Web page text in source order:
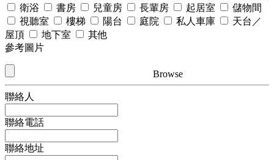
衛浴
書房 兒童房 長輩房 起居室
儲物間
視聽室
樓梯 陽台 庭院 私人車庫
天台／
屋頂
地下室
其他
參考圖片
Browse
聯絡人
聯絡電話
聯絡地址